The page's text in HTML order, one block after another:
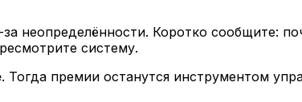
неопределённости. Коротко сообщите:
систему.
. Тогда премии останутся инструментом